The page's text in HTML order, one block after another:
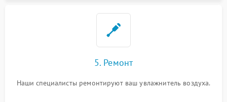
5. Ремонт
Наши специалисты ремонтируют ваш увлажнитель воздуха.